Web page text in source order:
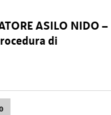
ASILO NIDO –
di